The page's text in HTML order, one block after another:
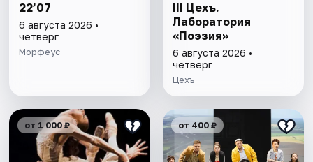
22’07
6 августа 2026 •
четверг
Морфеус
III Цехъ.
Лаборатория
«Поэзия»
6 августа 2026 •
четверг
Цехъ
от 1 000 ₽ от 400 ₽